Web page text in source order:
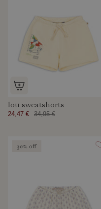
lou sweatshorts
24,47 € 34,95 €
30% off